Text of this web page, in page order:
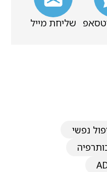
שליחת מייל
נפשי